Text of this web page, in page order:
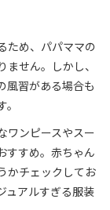
ため、パパママの
せん。しかし、
風習がある場合も
ワンピースやスー
すすめ。赤ちゃん
かチェックしてお
ュアルすぎる服装